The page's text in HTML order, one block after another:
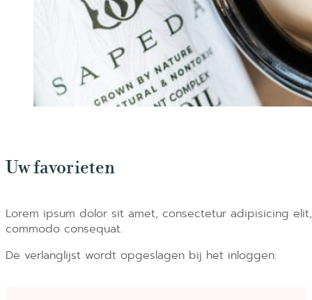
Uw favorieten
Lorem ipsum dolor sit amet, consectetur adipisicing
commodo consequat.
De verlanglijst wordt opgeslagen bij het inloggen: